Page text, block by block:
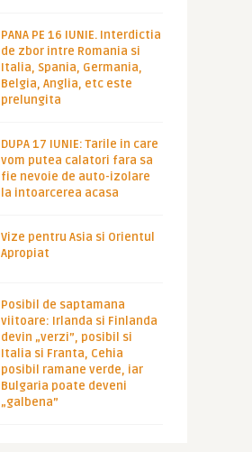
PANA PE 16 IUNIE. Interdictia
de zbor intre Romania si
Italia, Spania, Germania,
Belgia, Anglia, etc este
prelungita
DUPA 17 IUNIE: Tarile in care
vom putea calatori fara sa
fie nevoie de auto-izolare
la intoarcerea acasa
Vize pentru Asia si Orientul
Apropiat
Posibil de saptamana
viitoare: Irlanda si Finlanda
devin „verzi”, posibil si
Italia si Franta, Cehia
posibil ramane verde, iar
Bulgaria poate deveni
„galbena”